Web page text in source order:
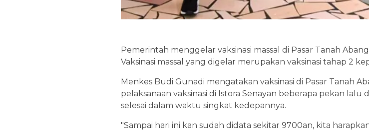
Pemerintah menggelar vaksinasi massal di Pasar Tanah
Vaksinasi massal yang digelar merupakan vaksinasi tahap 2
Menkes Budi Gunadi mengatakan vaksinasi di Pasar Tanah
pelaksanaan vaksinasi di Istora Senayan beberapa pekan lalu
selesai dalam waktu singkat kedepannya.
"Sampai hari ini kan sudah didata sekitar 9700an, kita